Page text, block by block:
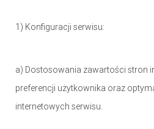
1) Konfiguracji serwisu:
a) Dostosowania zawartości stron
preferencji użytkownika oraz
internetowych serwisu.